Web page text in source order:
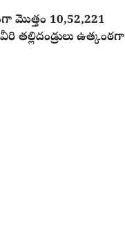
మొత్తం 10,52,221
తల్లిదండ్రులు ఉత్కంఠగా